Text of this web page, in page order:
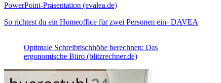
PowerPoint-Präsentation (evalea.de)
So richtest du ein Homeoffice für zwei Personen ein- DAVEA
Optimale Schreibtischhöhe berechnen: Das
ergonomische Büro (blitzrechner.de)